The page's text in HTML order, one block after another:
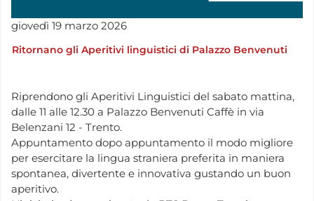
giovedì 19 marzo 2026
Ritornano gli Aperitivi linguistici di Palazzo Benvenuti
Riprendono gli Aperitivi Linguistici del sabato mattina,
dalle 11 alle 12.30 a Palazzo Benvenuti Caffè in via
Belenzani 12 - Trento.
Appuntamento dopo appuntamento il modo migliore
per esercitare la lingua straniera preferita in maniera
spontanea, divertente e innovativa gustando un buon
aperitivo.